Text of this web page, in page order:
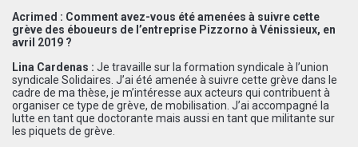
Acrimed : Comment avez-vous été amenées à suivre cette
grève des éboueurs de l’entreprise Pizzorno à Vénissieux, en
avril 2019 ?
Lina Cardenas : Je travaille sur la formation syndicale à l’union
syndicale Solidaires. J’ai été amenée à suivre cette grève dans le
cadre de ma thèse, je m’intéresse aux acteurs qui contribuent à
organiser ce type de grève, de mobilisation. J’ai accompagné la
lutte en tant que doctorante mais aussi en tant que militante sur
les piquets de grève.